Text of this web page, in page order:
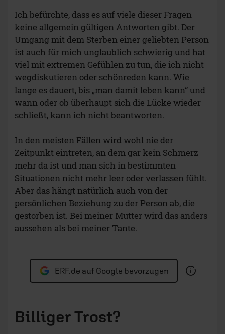
Ich befürchte, dass es auf viele dieser Fragen
keine allgemein gültigen Antworten gibt. Der
Umgang mit dem Sterben einer geliebten Person
ist auch für mich unglaublich schwierig und hat
viel mit extremen Gefühlen zu tun, die ich nicht
wegdiskutieren oder schönreden kann. Wie
lange es dauert, bis „man damit leben kann“ und
wann oder ob überhaupt sich die Lücke wieder
schließt, kann ich nicht beantworten.
In den meisten Fällen wird wohl nie der
Zeitpunkt eintreten, an dem gar kein Schmerz
mehr da ist und man sich in bestimmten
Situationen nicht mehr leer oder verlassen fühlt.
Aber das hängt natürlich auch von der
persönlichen Beziehung zu der Person ab, die
gestorben ist. Bei meiner Mutter wird das anders
aussehen als bei meiner Tante.
ERF.de auf Google bevorzugen
Billiger Trost?